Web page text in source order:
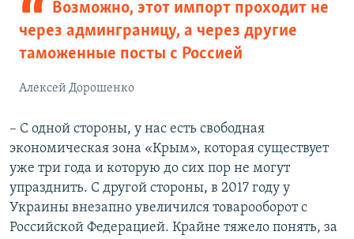
Возможно, этот импорт проходит не
через админграницу, а через другие
таможенные посты с Россией
Алексей Дорошенко
– С одной стороны, у нас есть свободная
экономическая зона «Крым», которая существует
уже три года и которую до сих пор не могут
упразднить. С другой стороны, в 2017 году у
Украины внезапно увеличился товарооборот с
Российской Федерацией. Крайне тяжело понять, за